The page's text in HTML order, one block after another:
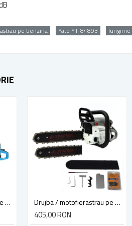
pe benzina Yato YT-84893 lungime
Drujba / motofierastrau pe benzina Campina CCS5200A, lungime sina 40 cm, 3.4 CP, 2.5 kW, 6.6 kg Drujba / motofierastrau pe benzina Campion UralMash 5200, lungime sina 40 cm, 6 CP, 4.4 KW, 6 kg, 2 lame, 2 lanturi
405,00 RON